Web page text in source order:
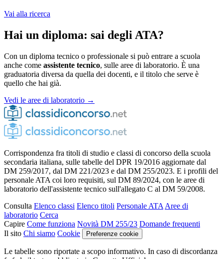
Vai alla ricerca
Hai un diploma: sai degli ATA?
Con un diploma tecnico o professionale si può entrare a scuola
anche come assistente tecnico, sulle aree di laboratorio. È una
graduatoria diversa da quella dei docenti, e il titolo che serve è
quello che hai già.
Vedi le aree di laboratorio →
Corrispondenza fra titoli di studio e classi di concorso della scuola
secondaria italiana, sulle tabelle del DPR 19/2016 aggiornate dal
DM 259/2017, dal DM 221/2023 e dal DM 255/2023. E i profili del
personale ATA coi loro requisiti, sul DM 89/2024, con le aree di
laboratorio dell'assistente tecnico sull'allegato C al DM 59/2008.
Consulta Elenco classi Elenco titoli Personale ATA Aree di
laboratorio Cerca
Capire Come funziona Novità DM 255/23 Domande frequenti
Il sito Chi siamo Cookie Preferenze cookie
Le tabelle sono riportate a scopo informativo. In caso di discordanza